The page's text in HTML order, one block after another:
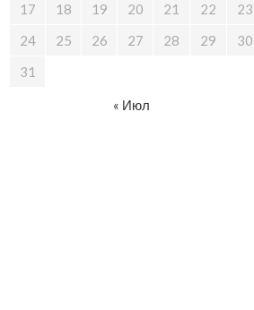
17
18 19 20 21 22
23
24
25 26 27 28 29
30
31
« Июл